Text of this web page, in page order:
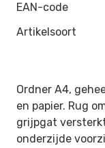
EAN-code
Artikelsoort
Ordner A4,
en papier. Rug
grijpgat
onderzijde